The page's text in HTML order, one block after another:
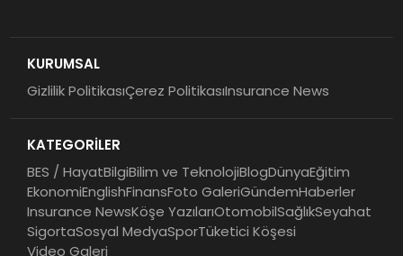
KURUMSAL
Gizlilik PolitikasıÇerez PolitikasıInsurance News
KATEGORİLER
BES / HayatBilgiBilim ve TeknolojiBlogDünyaEğitim
EkonomiEnglishFinansFoto GaleriGündemHaberler
Insurance NewsKöşe YazılarıOtomobilSağlıkSeyahat
SigortaSosyal MedyaSporTüketici Köşesi
Video Galeri